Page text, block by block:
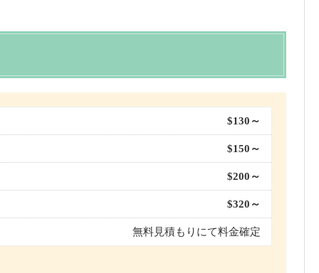
$130～
$150～
$200～
$320～
無料見積もりにて料金確定